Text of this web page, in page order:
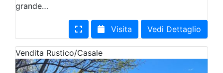
grande…
Visita Vedi Dettaglio
Vendita Rustico/Casale